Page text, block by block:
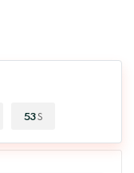
53 S